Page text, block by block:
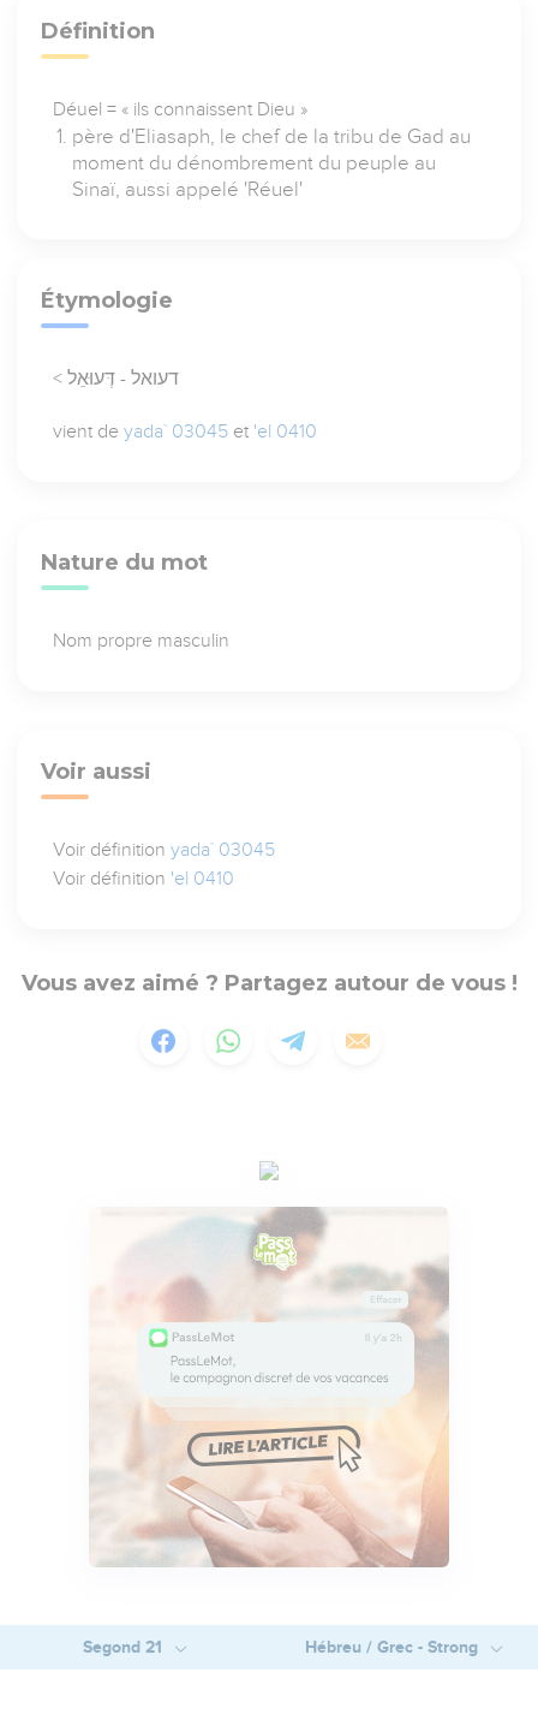
Définition
Déuel = « ils connaissent Dieu »
père d'Eliasaph, le chef de la tribu de Gad au
moment du dénombrement du peuple au
Sinaï, aussi appelé 'Réuel'
Étymologie
< דעואל - דְּעוּאֵל
vient deyada` 03045 et 'el 0410
Nature du mot
Nom propre masculin
Voir aussi
Voir définitionyada` 03045
Voir définition 'el 0410
Vous avez aimé ? Partagez autour de vous !
Segond 21 Hébreu / Grec - Strong